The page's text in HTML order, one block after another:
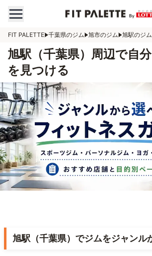
FIT PALETTE 千葉県のジム 旭市のジム 旭駅のジム
旭駅（千葉県）周辺で自
を見つける
旭駅（千葉県）でジムをジャンル